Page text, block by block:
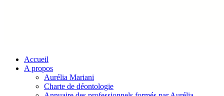
Accueil
A propos
Aurélia Mariani
Charte de déontologie